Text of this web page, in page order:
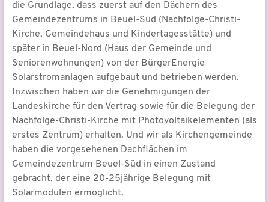
die Grundlage, dass zuerst auf den Dächern des
Gemeindezentrums in Beuel-Süd (Nachfolge-Christi-
Kirche, Gemeindehaus und Kindertagesstätte) und
später in Beuel-Nord (Haus der Gemeinde und
Seniorenwohnungen) von der BürgerEnergie
Solarstromanlagen aufgebaut und betrieben werden.
Inzwischen haben wir die Genehmigungen der
Landeskirche für den Vertrag sowie für die Belegung der
Nachfolge-Christi-Kirche mit Photovoltaikelementen (als
erstes Zentrum) erhalten. Und wir als Kirchengemeinde
haben die vorgesehenen Dachflächen im
Gemeindezentrum Beuel-Süd in einen Zustand
gebracht, der eine 20-25jährige Belegung mit
Solarmodulen ermöglicht.